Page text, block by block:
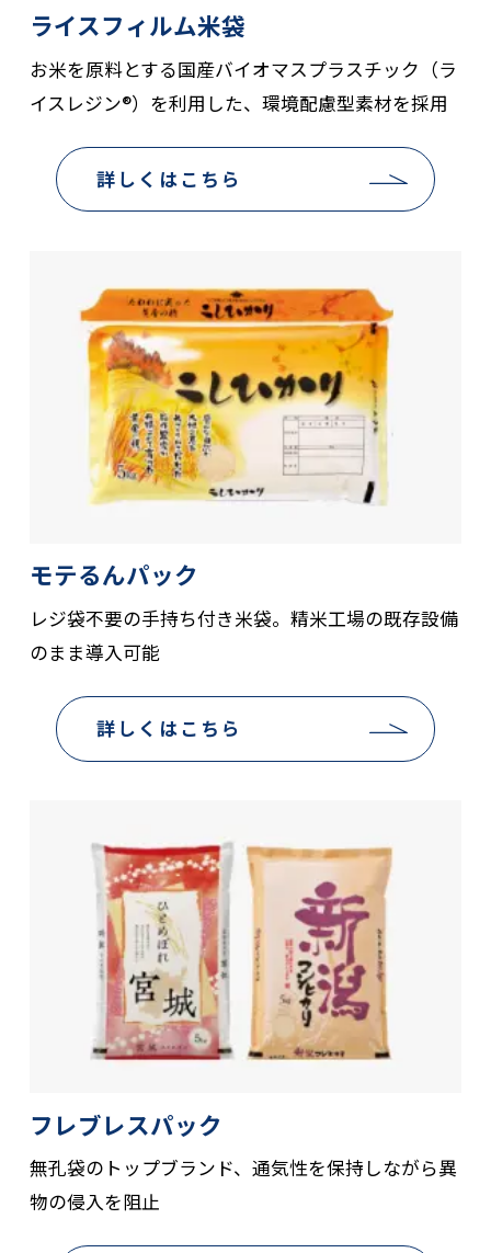
ライスフィルム米袋
お米を原料とする国産バイオマスプラスチック（ラ
イスレジン®）を利用した、環境配慮型素材を採用
詳しくはこちら
モテるんパック
レジ袋不要の手持ち付き米袋。精米工場の既存設備
のまま導入可能
詳しくはこちら
フレブレスパック
無孔袋のトップブランド、通気性を保持しながら異
物の侵入を阻止